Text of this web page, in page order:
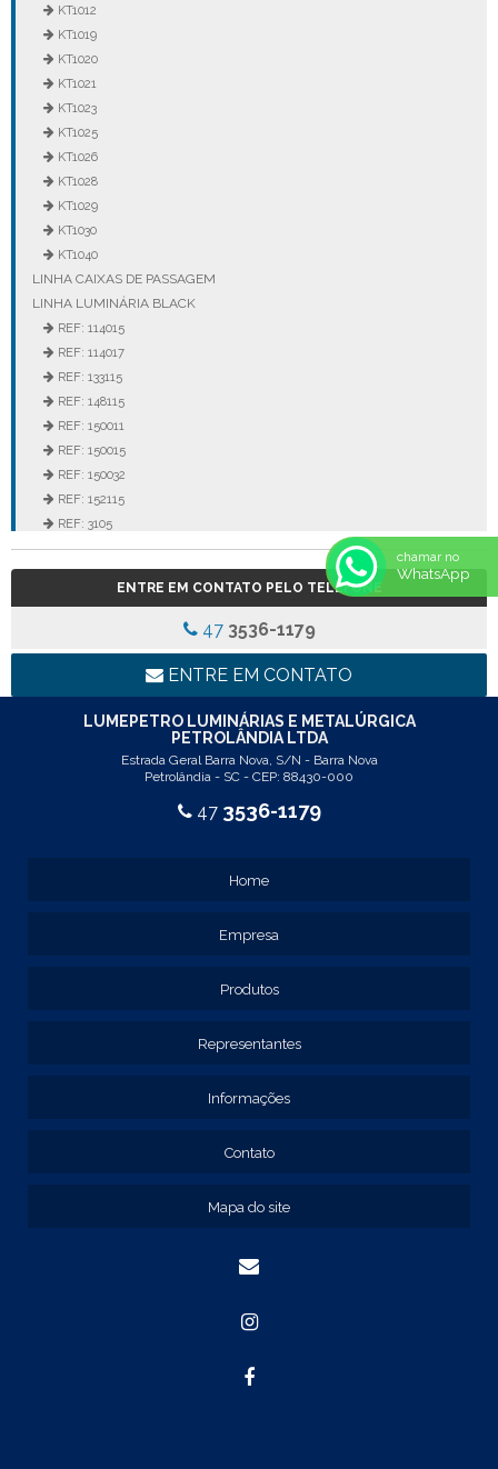
KT1012
KT1019
KT1020
KT1021
KT1023
KT1025
KT1026
KT1028
KT1029
KT1030
KT1040
LINHA CAIXAS DE PASSAGEM
LINHA LUMINÁRIA BLACK
REF: 114015
REF: 114017
REF: 133115
REF: 148115
REF: 150011
REF: 150015
REF: 150032
REF: 152115
REF: 3105
REF: 3106
REF: 5105
LINHA LUMINÁRIA COMERCIAL DE EMBUTIR
REF: 102005
REF: 103005
REF: 105015
ENTRE EM CONTATO PELO TELEFONE
47 3536-1179
ENTRE EM CONTATO
LUMEPETRO LUMINÁRIAS E METALÚRGICA
PETROLÂNDIA LTDA
Estrada Geral Barra Nova, S/N - Barra Nova
Petrolândia - SC - CEP: 88430-000
47 3536-1179
Home
Empresa
Produtos
Representantes
Informações
Contato
Mapa do site
chamar no
WhatsApp